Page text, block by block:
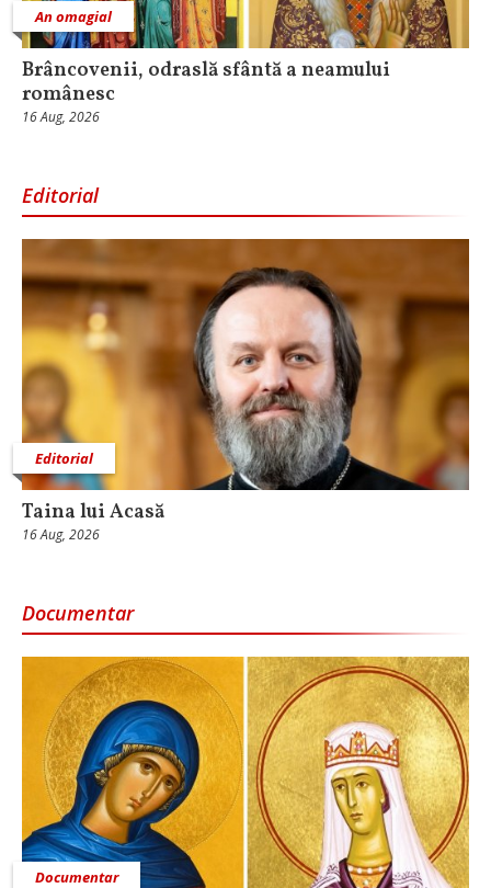
An omagial
Brâncovenii, odraslă sfântă a neamului
românesc
16 Aug, 2026
Editorial
Editorial
Taina lui Acasă
16 Aug, 2026
Documentar
Documentar